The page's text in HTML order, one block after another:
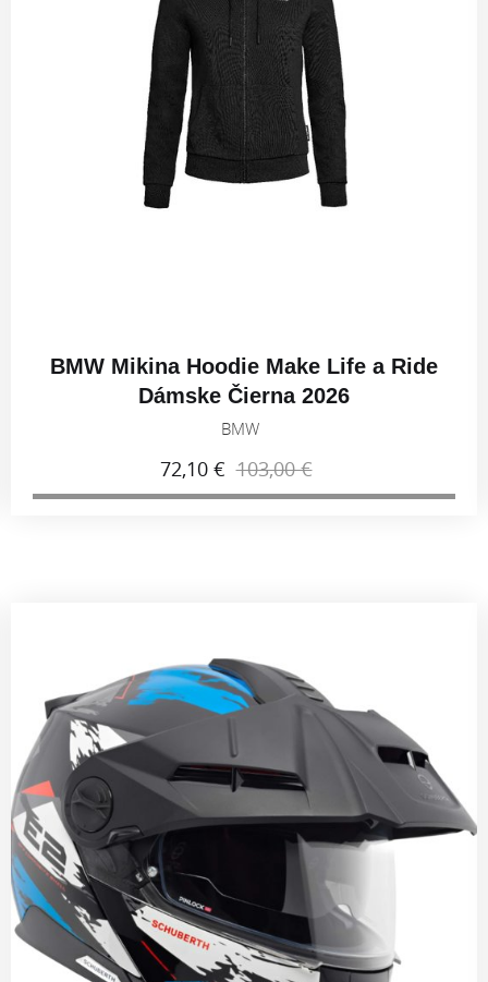
BMW Mikina Hoodie Make Life a Ride
Dámske Čierna 2026
BMW
72,10 € 103,00 €